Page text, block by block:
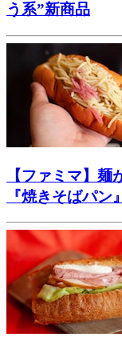
う系”新商品
【ファミマ】
『焼きそばパン